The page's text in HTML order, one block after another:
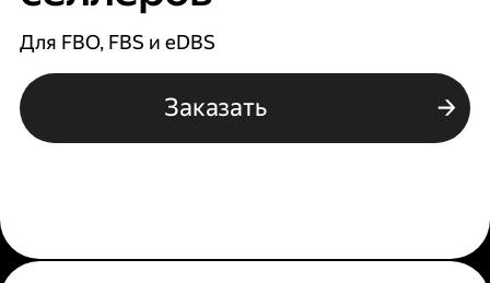
Для FBO, FBS и eDBS
Заказать